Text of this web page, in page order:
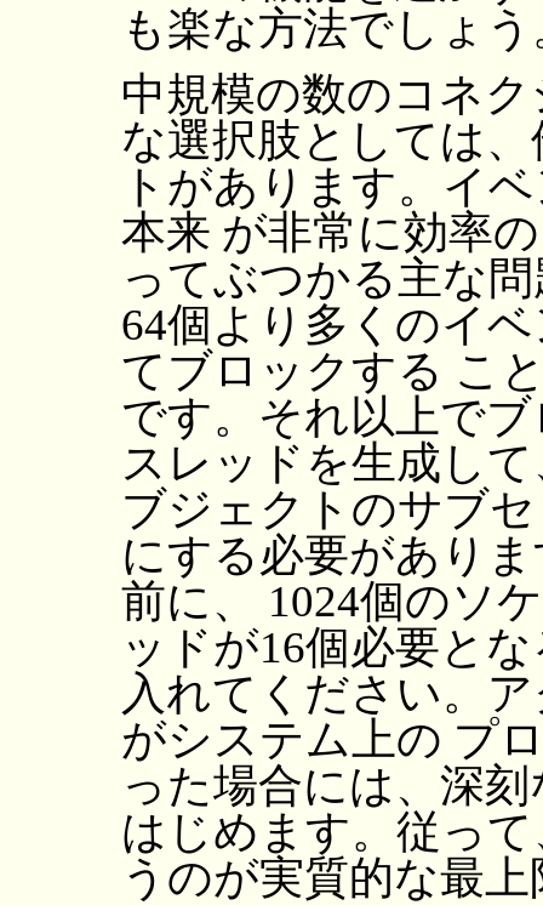
も楽な方法でしょう
中規模の数のコネ
な選択肢としては
トがあります。イ
本来 が非常に効率
ってぶつかる主な
64個より多くのイ
てブロックする こ
です。それ以上で
スレッドを生成し
ブジェクトのサブ
にする必要があり
前に、 1024個のソ
ッドが16個必要と
入れてください。
がシステム上の プ
った場合には、深
はじめます。従っ
うのが実質的な最